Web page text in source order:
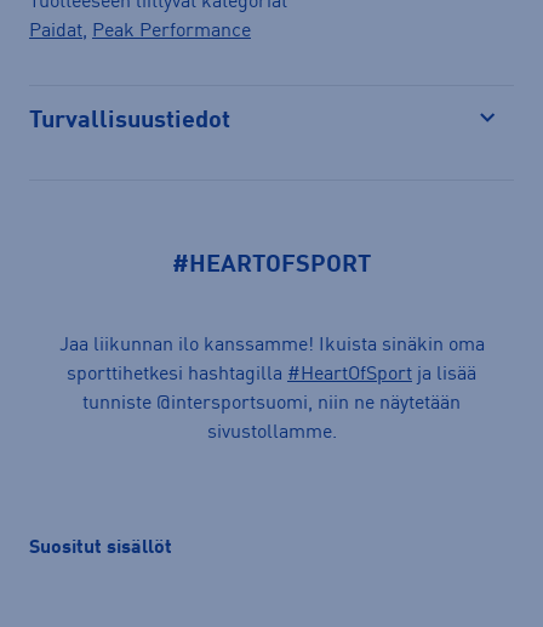
Paidat, Peak Performance
Turvallisuustiedot
#HEARTOFSPORT
Jaa liikunnan ilo kanssamme! Ikuista sinäkin oma
sporttihetkesi hashtagilla #HeartOfSport ja lisää
tunniste @intersportsuomi, niin ne näytetään
sivustollamme.
Suositut sisällöt